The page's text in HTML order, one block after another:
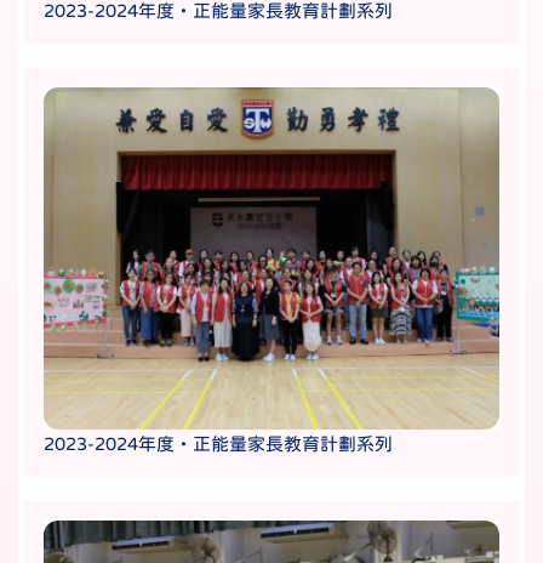
2023-2024年度・正能量家長教育計劃系列
2023-2024年度・正能量家長教育計劃系列